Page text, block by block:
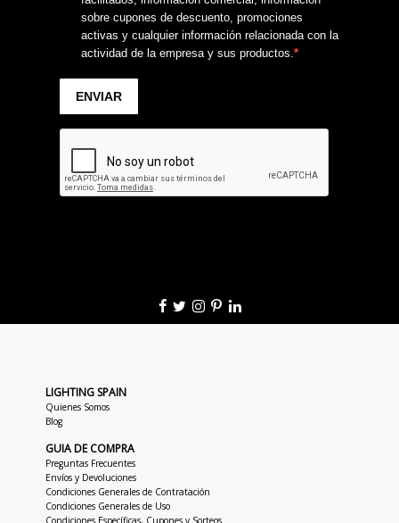
LIGHTING SPAIN
Quienes Somos
Blog
GUIA DE COMPRA
Preguntas Frecuentes
Envíos y Devoluciones
Condiciones Generales de Contratación
Condiciones Generales de Uso
Condiciones Específicas, Cupones y Sorteos